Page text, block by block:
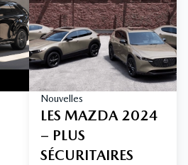
Nouvelles
LES MAZDA 2024
– PLUS
SÉCURITAIRES